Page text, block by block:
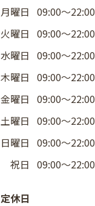
月曜日 09:00〜22:00
火曜日 09:00〜22:00
水曜日 09:00〜22:00
木曜日 09:00〜22:00
金曜日 09:00〜22:00
土曜日 09:00〜22:00
日曜日 09:00〜22:00
祝日 09:00〜22:00
定休日